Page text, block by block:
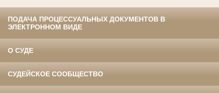
ПОДАЧА ПРОЦЕССУАЛЬНЫХ ДОКУМЕНТОВ В
ЭЛЕКТРОННОМ ВИДЕ
О СУДЕ
СУДЕЙСКОЕ СООБЩЕСТВО